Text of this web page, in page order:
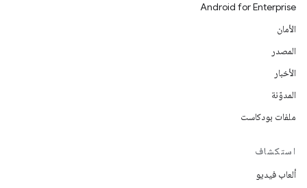
Android for Enterprise
الأمان
المصدر
الأخبار
المدوّنة
ملفات بودكاست
استكشاف
ألعاب فيديو